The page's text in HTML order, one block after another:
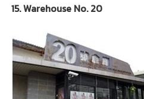
15. Warehouse No. 20